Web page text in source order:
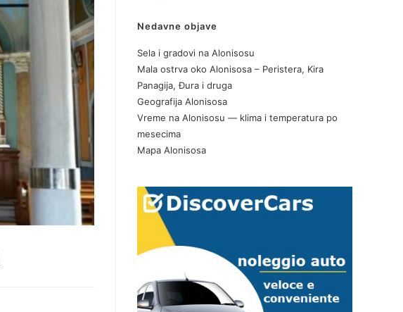
Nedavne objave
Sela i gradovi na Alonisosu
Mala ostrva oko Alonisosa – Peristera, Kira
Panagija, Đura i druga
Geografija Alonisosa
Vreme na Alonisosu — klima i temperatura po
mesecima
Mapa Alonisosa